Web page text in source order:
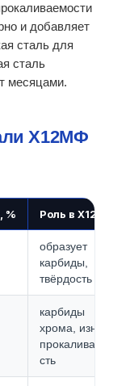
и добавляет
сталь для
сталь
месяцами.
Х12МФ
% Роль в Х12МФ
образует
карбиды,
твёрдость
карбиды
хрома, износ,
прокаливаемо
сть